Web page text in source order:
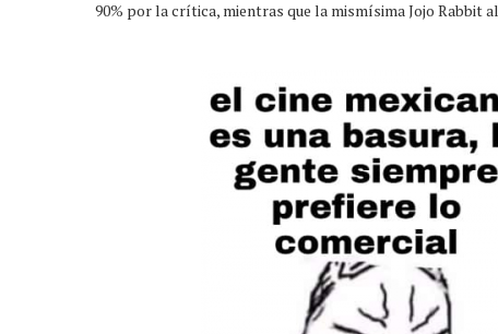
90% por la crítica, mientras que la mismísima Jojo Rabbit